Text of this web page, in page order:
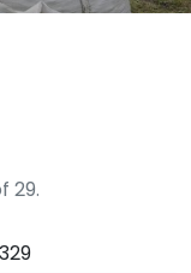
29.